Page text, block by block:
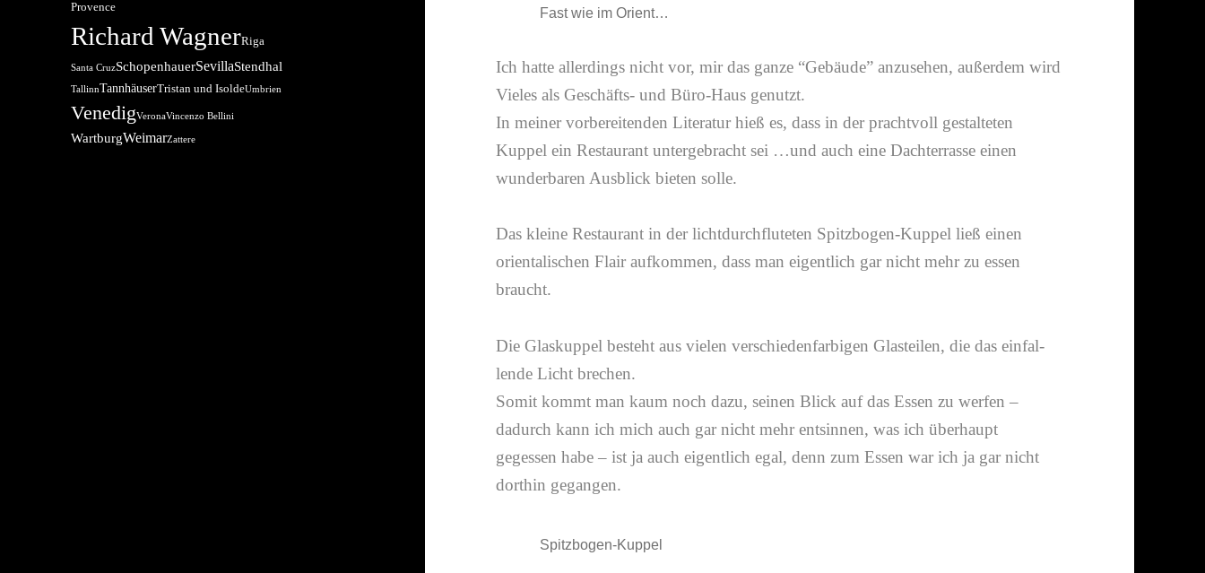
Provence
Richard WagnerRiga
Santa CruzSchopenhauerSevillaStendhal
TallinnTannhäuserTristan und IsoldeUmbrien
VenedigVeronaVincenzo Bellini
WartburgWeimarZattere
Fast wie im Orient…
Ich hatte aller­dings nicht vor, mir das ganze “Gebäude” anzu­sehen, außerdem wird
Vieles als Geschäfts- und Büro-​Haus genutzt.
In meiner vorbe­rei­tenden Literatur hieß es, dass in der pracht­voll gestal­teten
Kuppel ein Restaurant unter­ge­bracht sei …und auch eine Dachterrasse einen
wunder­baren Ausblick bieten solle.
Das kleine Restaurant in der licht­durch­flu­teten Spitzbogen-​Kuppel ließ einen
orien­ta­li­schen Flair aufkommen, dass man eigent­lich gar nicht mehr zu essen
braucht.
Die Glaskuppel besteht aus vielen verschie­den­far­bigen Glasteilen, die das einfal­
lende Licht brechen.
Somit kommt man kaum noch dazu, seinen Blick auf das Essen zu werfen –
dadurch kann ich mich auch gar nicht mehr entsinnen, was ich über­haupt
gegessen habe – ist ja auch eigent­lich egal, denn zum Essen war ich ja gar nicht
dorthin gegangen.
Spitzbogen-​Kuppel